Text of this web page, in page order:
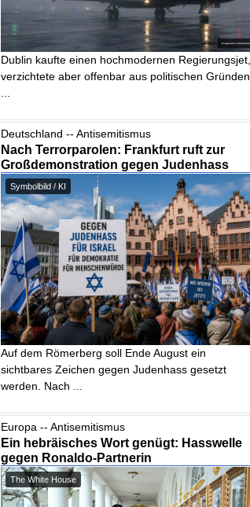
Dublin kaufte einen hochmodernen Regierungsjet,
verzichtete aber offenbar aus politischen Gründen
Deutschland -- Antisemitismus
Nach Terrorparolen: Frankfurt ruft zur
Großdemonstration gegen Judenhass
Symbolbild / KI
Auf dem Römerberg soll Ende August ein
sichtbares Zeichen gegen Judenhass gesetzt
werden. Nach ...
Europa -- Antisemitismus
Ein hebräisches Wort genügt: Hasswelle
gegen Ronaldo-Partnerin
The White House